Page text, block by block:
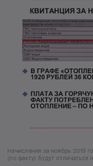
Начисления за ноябрь 2019
(по факту) будут отличаться